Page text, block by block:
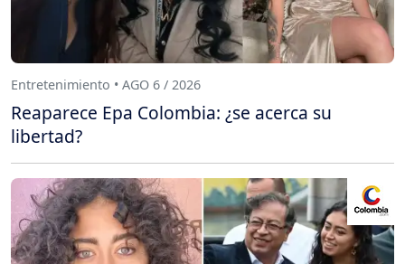
Entretenimiento • AGO 6 / 2026
Reaparece Epa Colombia: ¿se acerca su
libertad?